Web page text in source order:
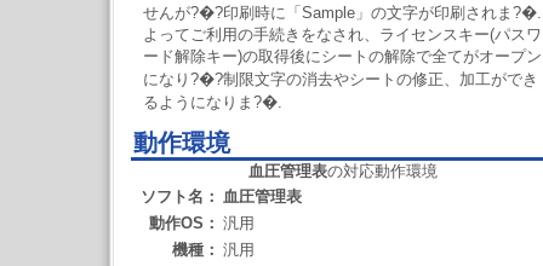
せんが?�?印刷時に「Sample」の文字が印刷されま?�.
よってご利用の手続きをなされ、ライセンスキー(パスワ
ード解除キー)の取得後にシートの解除で全てがオープン
になり?�?制限文字の消去やシートの修正、加工ができ
るようになりま?�.
動作環境
血圧管理表の対応動作環境
ソフト名： 血圧管理表
動作OS： 汎用
機種： 汎用